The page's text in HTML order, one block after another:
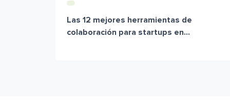
Las 12 mejores herramientas de
colaboración para startups en...